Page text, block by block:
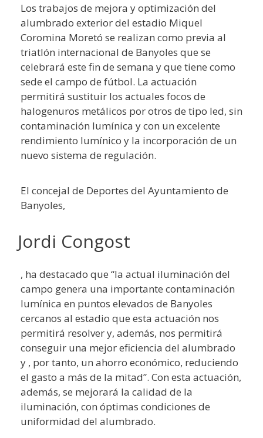
Los trabajos de mejora y optimización del
alumbrado exterior del estadio Miquel
Coromina Moretó se realizan como previa al
triatlón internacional de Banyoles que se
celebrará este fin de semana y que tiene como
sede el campo de fútbol. La actuación
permitirá sustituir los actuales focos de
halogenuros metálicos por otros de tipo led, sin
contaminación lumínica y con un excelente
rendimiento lumínico y la incorporación de un
nuevo sistema de regulación.
El concejal de Deportes del Ayuntamiento de
Banyoles,
Jordi Congost
, ha destacado que “la actual iluminación del
campo genera una importante contaminación
lumínica en puntos elevados de Banyoles
cercanos al estadio que esta actuación nos
permitirá resolver y, además, nos permitirá
conseguir una mejor eficiencia del alumbrado
y , por tanto, un ahorro económico, reduciendo
el gasto a más de la mitad”. Con esta actuación,
además, se mejorará la calidad de la
iluminación, con óptimas condiciones de
uniformidad del alumbrado.